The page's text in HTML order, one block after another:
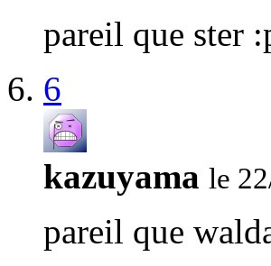
pareil que ster
6
kazuyama le
pareil que